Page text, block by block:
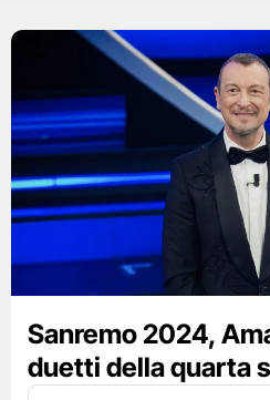
Sanremo 2024,
duetti della quarta